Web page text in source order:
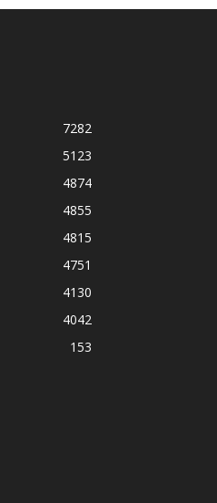
7282
5123
4874
4855
4815
4751
4130
4042
153